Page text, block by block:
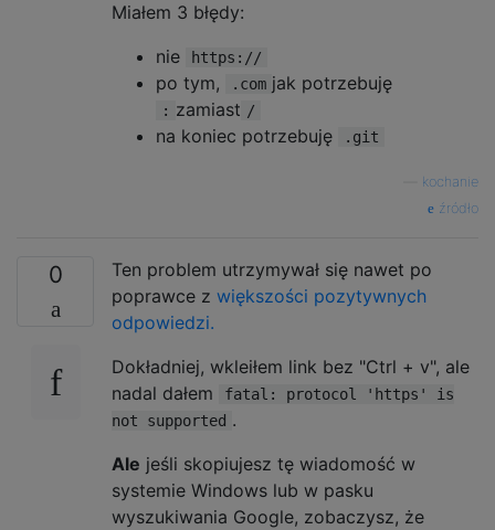
Miałem 3 błędy:
nie
https://
po tym, .com jak potrzebuję
: zamiast /
na koniec potrzebuję .git
kochanie
źródło
0
Ten problem utrzymywał się nawet po
poprawce z większości pozytywnych
odpowiedzi.
Dokładniej, wkleiłem link bez "Ctrl + v", ale
nadal dałem
fatal: protocol 'https' is
not supported .
Ale jeśli skopiujesz tę wiadomość w
systemie Windows lub w pasku
wyszukiwania Google, zobaczysz, że